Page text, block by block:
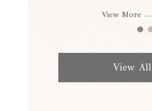
View More
View All